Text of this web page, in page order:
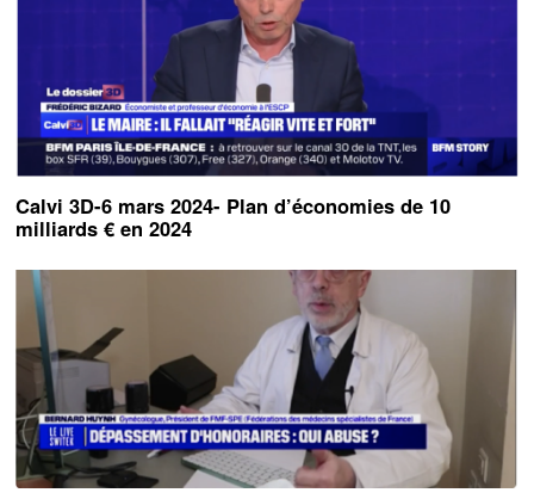
Calvi 3D-6 mars 2024- Plan d’économies de 10
milliards € en 2024